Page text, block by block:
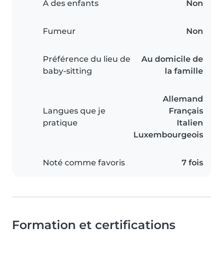
A des enfants Non
Fumeur Non
Préférence du lieu de
baby-sitting
Au domicile de
la famille
Langues que je
pratique
Allemand
Français
Italien
Luxembourgeois
Noté comme favoris 7 fois
Formation et certifications